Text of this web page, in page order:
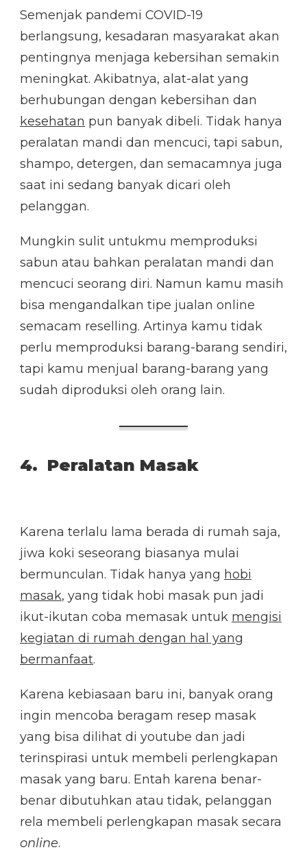
Semenjak pandemi COVID-19
berlangsung, kesadaran masyarakat akan
pentingnya menjaga kebersihan semakin
meningkat. Akibatnya, alat-alat yang
berhubungan dengan kebersihan dan
kesehatan pun banyak dibeli. Tidak hanya
peralatan mandi dan mencuci, tapi sabun,
shampo, detergen, dan semacamnya juga
saat ini sedang banyak dicari oleh
pelanggan.
Mungkin sulit untukmu memproduksi
sabun atau bahkan peralatan mandi dan
mencuci seorang diri. Namun kamu masih
bisa mengandalkan tipe jualan online
semacam reselling. Artinya kamu tidak
perlu memproduksi barang-barang sendiri,
tapi kamu menjual barang-barang yang
sudah diproduksi oleh orang lain.
4. Peralatan Masak
Karena terlalu lama berada di rumah saja,
jiwa koki seseorang biasanya mulai
bermunculan. Tidak hanya yang hobi
masak, yang tidak hobi masak pun jadi
ikut-ikutan coba memasak untuk mengisi
kegiatan di rumah dengan hal yang
bermanfaat.
Karena kebiasaan baru ini, banyak orang
ingin mencoba beragam resep masak
yang bisa dilihat di youtube dan jadi
terinspirasi untuk membeli perlengkapan
masak yang baru. Entah karena benar-
benar dibutuhkan atau tidak, pelanggan
rela membeli perlengkapan masak secara
online.